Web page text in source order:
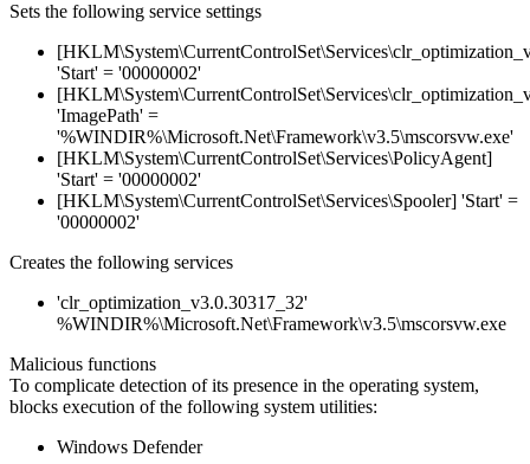
Sets the following service settings
'Start' = '00000002'
'ImagePath' =
'%WINDIR%\Microsoft.Net\Framework\v3.5\mscorsvw.exe'
[HKLM\System\CurrentControlSet\Services\PolicyAgent]
'Start' = '00000002'
[HKLM\System\CurrentControlSet\Services\Spooler] 'Start' =
'00000002'
Creates the following services
'clr_optimization_v3.0.30317_32'
%WINDIR%\Microsoft.Net\Framework\v3.5\mscorsvw.exe
Malicious functions
To complicate detection of its presence in the operating system,
blocks execution of the following system utilities:
Windows Defender